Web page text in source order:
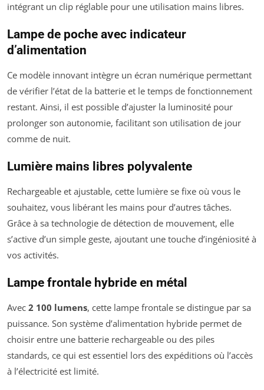
intégrant un clip réglable pour une utilisation mains libres.
Lampe de poche avec indicateur
d’alimentation
Ce modèle innovant intègre un écran numérique permettant
de vérifier l’état de la batterie et le temps de fonctionnement
restant. Ainsi, il est possible d’ajuster la luminosité pour
prolonger son autonomie, facilitant son utilisation de jour
comme de nuit.
Lumière mains libres polyvalente
Rechargeable et ajustable, cette lumière se fixe où vous le
souhaitez, vous libérant les mains pour d’autres tâches.
Grâce à sa technologie de détection de mouvement, elle
s’active d’un simple geste, ajoutant une touche d’ingéniosité à
vos activités.
Lampe frontale hybride en métal
Avec 2 100 lumens, cette lampe frontale se distingue par sa
puissance. Son système d’alimentation hybride permet de
choisir entre une batterie rechargeable ou des piles
standards, ce qui est essentiel lors des expéditions où l’accès
à l’électricité est limité.